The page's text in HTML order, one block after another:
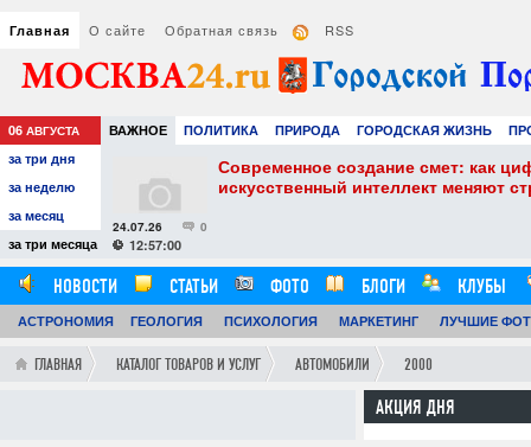
Главная О сайте Обратная связь RSS
06 АВГУСТА ВАЖНОЕ ПОЛИТИКА ПРИРОДА ГОРОДСКАЯ ЖИЗНЬ
ТЕХНОЛОГИИ
за три дня
за неделю
за месяц
за три месяца
и
0
24.07.26
12:57:00
Современное создание смет: как
искусственный интеллект меняют
НОВОСТИ СТАТЬИ ФОТО БЛОГИ
КЛУБЫ
ОБЗОРЫ
ВИДЕОРЕПОРТАЖИ
АСТРОНОМИЯ ГЕОЛОГИЯ ПСИХОЛОГИЯ МАРКЕТИНГ ЛУЧШИЕ
ГЛАВНАЯ КАТАЛОГ ТОВАРОВ И УСЛУГ АВТОМОБИЛИ 2000
АКЦИЯ ДНЯ